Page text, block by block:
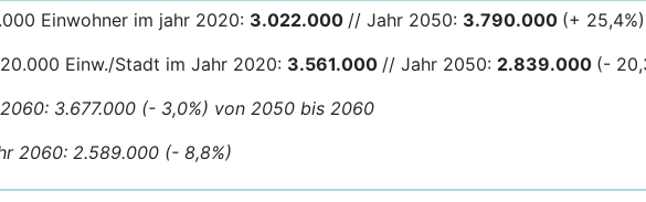
Einwohner im jahr 2020: 3.022.000 // Jahr 2050: 3.790.000 (+ 25,4%)
Einw./Stadt im Jahr 2020: 3.561.000 // Jahr 2050: 2.839.000 (-
3.677.000 (- 3,0%) von 2050 bis 2060
2060: 2.589.000 (- 8,8%)